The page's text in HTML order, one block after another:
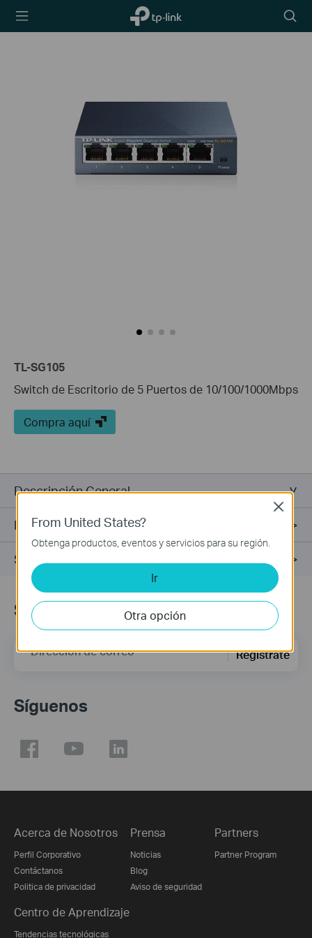
TP-Link,
Reliably
icon
TL-SG105
Switch de Escritorio de 5 Puertos de 10/100/1000Mbps
Compra aquí
Descripción General
Especificaciones
Soporte
Suscripción
Dirección de correo Regístrate
Síguenos
Acerca de Nosotros
Perfil Corporativo
Contáctanos
Politica de privacidad
Prensa
Noticias
Blog
Aviso de seguridad
Partners
Partner Program
Centro de Aprendizaje
Tendencias tecnológicas
From United States?
Obtenga productos, eventos y servicios para su región.
Ir
Otra opción
Close